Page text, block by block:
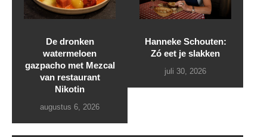
De dronken
watermeloen
gazpacho met Mezcal
van restaurant
Nikotin
augustus 6, 2026
Hanneke Schouten:
Zó eet je slakken
juli 30, 2026